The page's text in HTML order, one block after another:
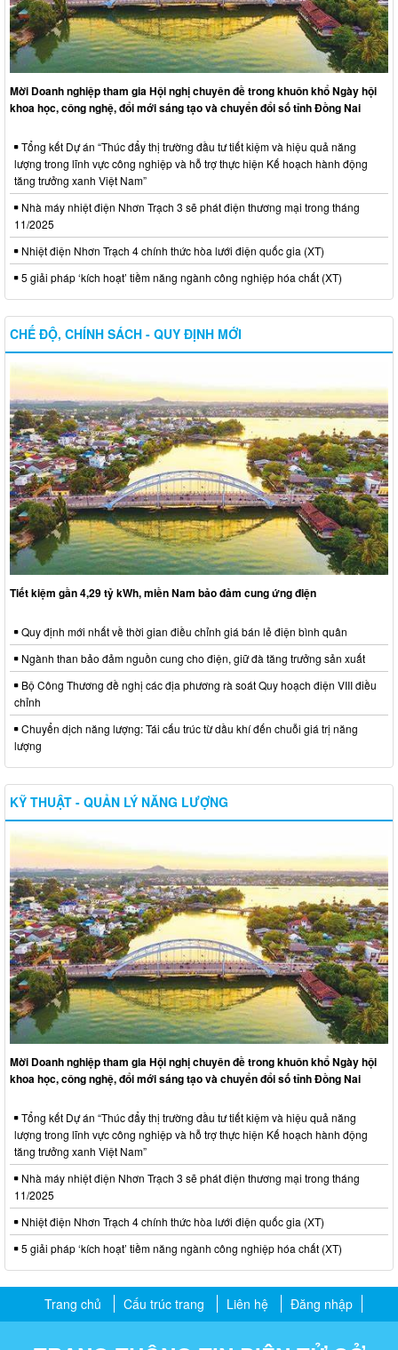
Mời Doanh nghiệp tham gia Hội nghị chuyên đề trong khuôn khổ Ngày hội
khoa học, công nghệ, đổi mới sáng tạo và chuyển đổi số tỉnh Đồng Nai
Tổng kết Dự án “Thúc đẩy thị trường đầu tư tiết kiệm và hiệu quả năng
lượng trong lĩnh vực công nghiệp và hỗ trợ thực hiện Kế hoạch hành động
tăng trưởng xanh Việt Nam”
Nhà máy nhiệt điện Nhơn Trạch 3 sẽ phát điện thương mại trong tháng
11/2025
Nhiệt điện Nhơn Trạch 4 chính thức hòa lưới điện quốc gia (XT)
5 giải pháp ‘kích hoạt’ tiềm năng ngành công nghiệp hóa chất (XT)
CHẾ ĐỘ, CHÍNH SÁCH - QUY ĐỊNH MỚI
Tiết kiệm gần 4,29 tỷ kWh, miền Nam bảo đảm cung ứng điện
Quy định mới nhất về thời gian điều chỉnh giá bán lẻ điện bình quân
Ngành than bảo đảm nguồn cung cho điện, giữ đà tăng trưởng sản xuất
Bộ Công Thương đề nghị các địa phương rà soát Quy hoạch điện VIII điều
chỉnh
Chuyển dịch năng lượng: Tái cấu trúc từ dầu khí đến chuỗi giá trị năng
lượng
KỸ THUẬT - QUẢN LÝ NĂNG LƯỢNG
Mời Doanh nghiệp tham gia Hội nghị chuyên đề trong khuôn khổ Ngày hội
khoa học, công nghệ, đổi mới sáng tạo và chuyển đổi số tỉnh Đồng Nai
Tổng kết Dự án “Thúc đẩy thị trường đầu tư tiết kiệm và hiệu quả năng
lượng trong lĩnh vực công nghiệp và hỗ trợ thực hiện Kế hoạch hành động
tăng trưởng xanh Việt Nam”
Nhà máy nhiệt điện Nhơn Trạch 3 sẽ phát điện thương mại trong tháng
11/2025
Nhiệt điện Nhơn Trạch 4 chính thức hòa lưới điện quốc gia (XT)
5 giải pháp ‘kích hoạt’ tiềm năng ngành công nghiệp hóa chất (XT)
Trang chủ Cấu trúc trang Liên hệ Đăng nhập